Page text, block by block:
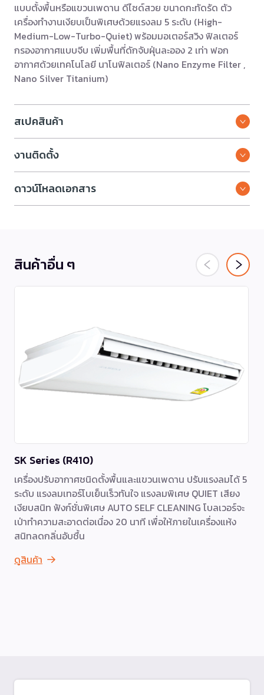
แบบตั้งพื้นหรือแขวนเพดาน ดีไซด์สวย ขนาดกะทัดรัด ตัว
เครื่องทำงานเงียบเป็นพิเศษด้วยแรงลม 5 ระดับ (High-
Medium-Low-Turbo-Quiet) พร้อมมอเตอร์สวิง ฟิลเตอร์
กรองอากาศแบบจีบ เพิ่มพื้นที่ดักจับฝุ่นละออง 2 เท่า ฟอก
อากาศด้วยเทคโนโลยี นาโนฟิลเตอร์ (Nano Enzyme Filter ,
Nano Silver Titanium)
สเปคสินค้า
งานติดตั้ง
ดาวน์โหลดเอกสาร
สินค้าอื่น ๆ
SK Series (R410)
เครื่องปรับอากาศชนิดตั้งพื้นและแขวนเพดาน ปรับแรงลมได้ 5
ระดับ แรงลมเทอร์โบเย็นเร็วทันใจ แรงลมพิเศษ QUIET เสียง
เงียบสนิท ฟังก์ชั่นพิเศษ AUTO SELF CLEANING โบลเวอร์จะ
เป่าทำความสะอาดต่อเนื่อง 20 นาที เพื่อให้ภายในเครื่องแห้ง
สนิทลดกลิ่นอับชื้น
ดูสินค้า